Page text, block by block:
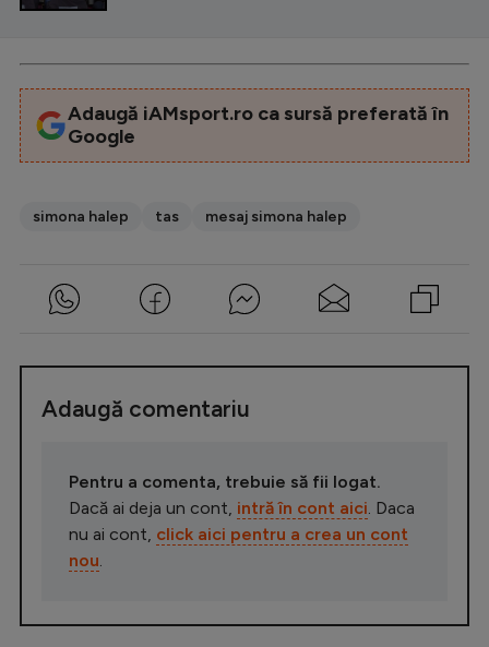
Adaugă iAMsport.ro ca sursă preferată în
Google
simona halep tas mesaj simona halep
Adaugă comentariu
Pentru a comenta, trebuie să fii logat.
Dacă ai deja un cont, intră în cont aici . Daca
nu ai cont, click aici pentru a crea un cont
nou